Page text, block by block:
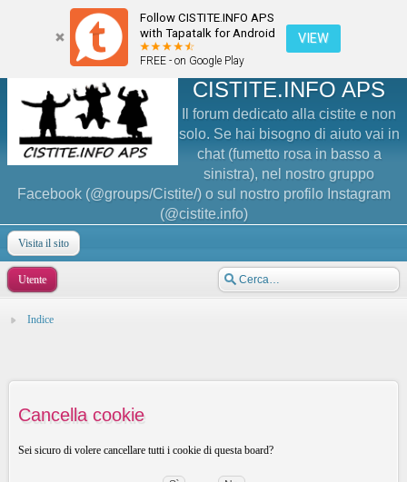
Follow CISTITE.INFO APS
with Tapatalk for Android
FREE - on Google Play
VIEW
CISTITE.INFO APS
Il forum dedicato alla cistite e non
solo. Se hai bisogno di aiuto vai in
chat (fumetto rosa in basso a
sinistra), nel nostro gruppo
Facebook (@groups/Cistite/) o sul nostro profilo Instagram
(@cistite.info)
Visita il sito
Utente
Indice
Cancella cookie
Sei sicuro di volere cancellare tutti i cookie di questa board?